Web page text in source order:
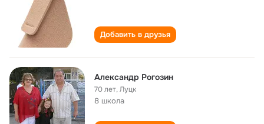
Добавить в друзья
Александр Рогозин
70 лет,Луцк
8 школа